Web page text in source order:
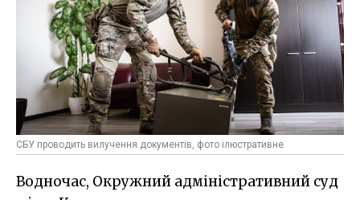
СБУ проводить вилучення документів, фото ілюстративне
Водночас, Окружний адміністративний суд